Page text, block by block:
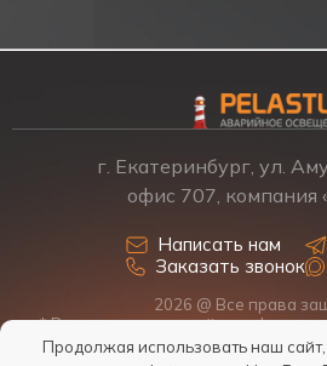
г. Екатеринбург, ул.
офис 707, компания
Написать нам
Заказать звонок
2026 @ Все права
* Размещенная на сайте
является офертой, наличие,
Продолжая использовать наш